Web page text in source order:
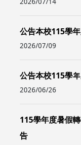
公告本校115學
2026/07/09
公告本校115學
2026/06/26
115學年度暑假
告